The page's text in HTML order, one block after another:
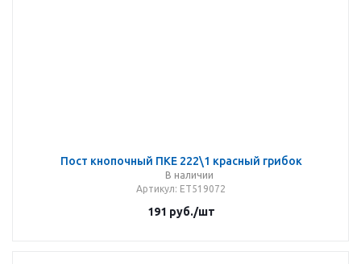
Пост кнопочный ПКЕ 222\1 красный грибок
В наличии
Артикул: ET519072
191 руб./шт